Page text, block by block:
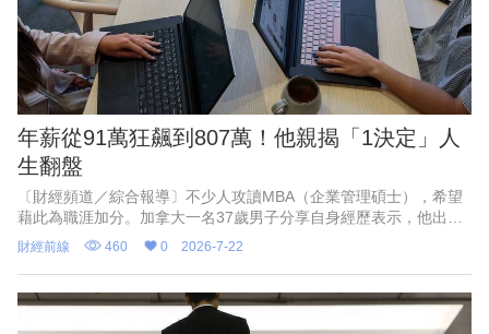
年薪從91萬狂飆到807萬！他親揭「1決定」人
生翻盤
〔財經頻道／綜合報導〕不少人攻讀MBA（企業管理碩士），希望
藉此為職涯加分。加拿大一名37歲男子分享自身經歷表示，他出身
低收入家庭，大學畢業後創業失敗，重返職場時一度認為自己落後
同齡人兩年，起薪僅4萬
財經前線 460 0 2026-7-22